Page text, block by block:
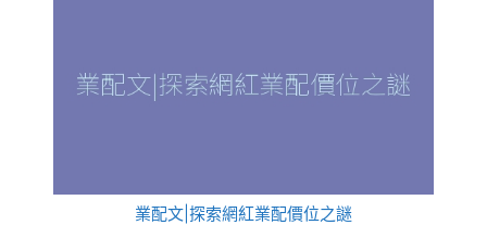
業配文|探索網紅業配價位之謎